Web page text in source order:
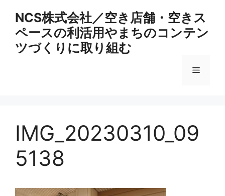
NCS株式会社／空き店舗・空きス
ペースの利活用やまちのコンテン
ツづくりに取り組む
メ
IMG_20230310_09
5138